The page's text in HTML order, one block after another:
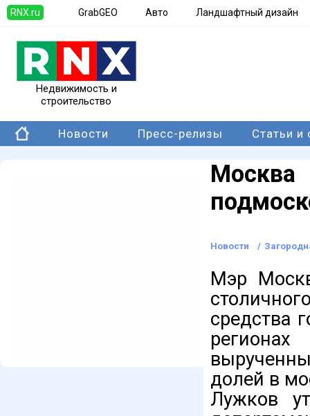
RNX.ru GrabGEO Авто Ландшафтный дизайн
Недвижимость и
строительство
Новости Пресс-релизы Статьи и
Новости /
Мэр
средства
долей в
Лужков